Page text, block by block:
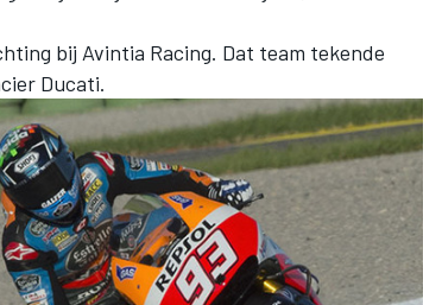
bij Avintia Racing. Dat team tekende
Ducati.